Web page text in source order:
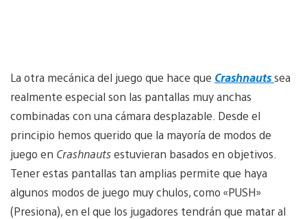
La otra mecánica del juego que hace que Crashnautssea
realmente especial son las pantallas muy anchas
combinadas con una cámara desplazable. Desde el
principio hemos querido que la mayoría de modos de
juego en Crashnautsestuvieran basados en objetivos.
Tener estas pantallas tan amplias permite que haya
algunos modos de juego muy chulos, como «PUSH»
(Presiona), en el que los jugadores tendrán que matar al